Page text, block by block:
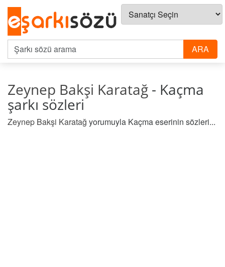
Zeynep Bakşi Karatağ - Kaçma
şarkı sözleri
Zeynep Bakşi Karatağ yorumuyla Kaçma eserinin sözleri...